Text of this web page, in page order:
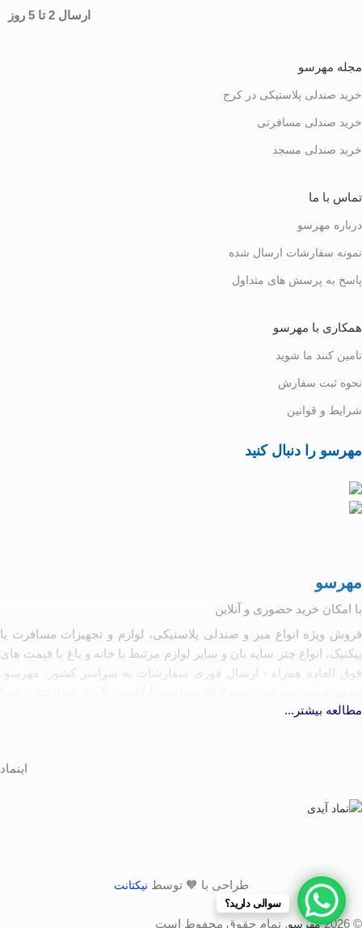
ارسال 2 تا 5 روز
مجله مهرسو
خرید صندلی پلاستیکی در کرج
خرید صندلی مسافرتی
خرید صندلی مسجد
تماس با ما
درباره مهرسو
نمونه سفارشات ارسال شده
پاسخ به پرسش های متداول
همکاری با مهرسو
تامین کنند ما شوید
نحوه ثبت سفارش
شرایط و قوانین
مهرسو را دنبال کنید
مهرسو
با امکان خرید حضوری و آنلاین
فروش ویژه انواع میز و صندلی پلاستیکی، لوازم و تجهیزات مسافرت یا
پیکنیک، انواع چتر سایه بان و سایر لوازم مرتبط با خانه و باغ با قیمت های
فوق العاده همراه - ارسال فوری سفارشات به سراسر کشور. مهرسو،
آماده همکاری با تولیدکنندگان و کارخانه جات مرتبط به شرط رعایت
مطالعه بیشتر...
اینماد
طراحی با 🧡 توسط نیکتانت
© 2026 مهرسو. تمام حقوق محفوظ است
سوالی دارید؟